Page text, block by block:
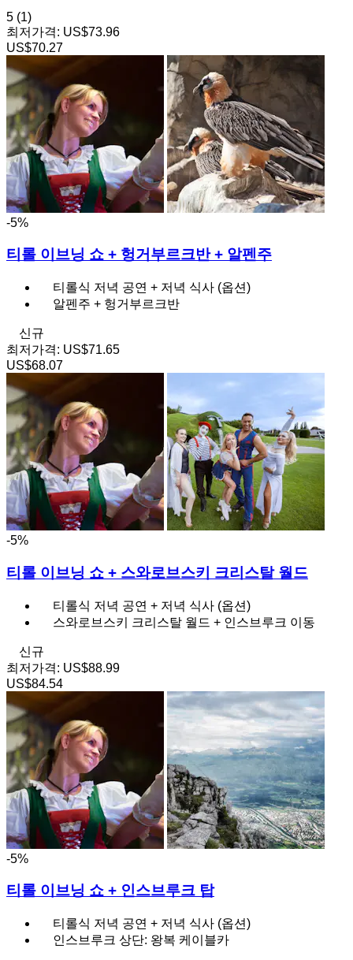
5 (1)
최저가격: US$73.96
US$70.27
-5%
티롤 이브닝 쇼 + 헝거부르크반 + 알펜주
티롤식 저녁 공연 + 저녁 식사 (옵션)
알펜주 + 헝거부르크반
신규
최저가격: US$71.65
US$68.07
-5%
티롤 이브닝 쇼 + 스와로브스키 크리스탈 월드
티롤식 저녁 공연 + 저녁 식사 (옵션)
스와로브스키 크리스탈 월드 + 인스브루크 이동
신규
최저가격: US$88.99
US$84.54
-5%
티롤 이브닝 쇼 + 인스브루크 탑
티롤식 저녁 공연 + 저녁 식사 (옵션)
인스브루크 상단: 왕복 케이블카